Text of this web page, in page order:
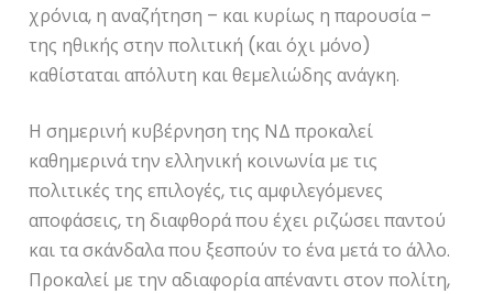
χρόνια, η αναζήτηση – και κυρίως η παρουσία –
της ηθικής στην πολιτική (και όχι μόνο)
καθίσταται απόλυτη και θεμελιώδης ανάγκη.
Η σημερινή κυβέρνηση της ΝΔ προκαλεί
καθημερινά την ελληνική κοινωνία με τις
πολιτικές της επιλογές, τις αμφιλεγόμενες
αποφάσεις, τη διαφθορά που έχει ριζώσει παντού
και τα σκάνδαλα που ξεσπούν το ένα μετά το άλλο.
Προκαλεί με την αδιαφορία απέναντι στον πολίτη,